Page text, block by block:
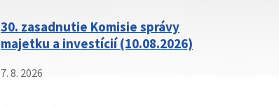
30. zasadnutie Komisie správy
majetku a investícií (10.08.2026)
7. 8. 2026